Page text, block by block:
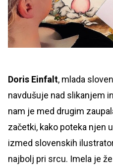
Doris Einfalt, mlada
navdušuje nad slikanjem
nam je med drugim
začetki, kako poteka njen
izmed slovenskih
najbolj pri srcu. Imela je